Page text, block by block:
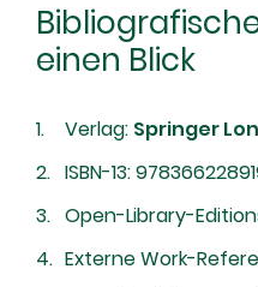
einen Blick
Verlag: Springer
ISBN-13:
Open-Library-
Externe Work-